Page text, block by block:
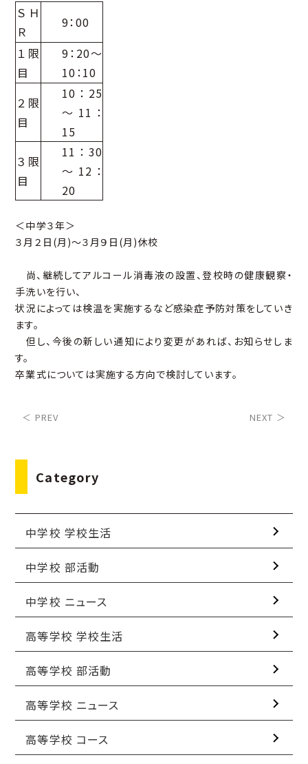
ＳＨ
Ｒ
9：00
１限
目
9：20～
10：10
２限
目
10：25
～11：
15
３限
目
11：30
～12：
20
＜中学３年＞
３月２日(月)～３月９日(月)休校
尚、継続してアルコール消毒液の設置、登校時の健康観察・
手洗いを行い、
状況によっては検温を実施するなど感染症予防対策をしていき
ます。
但し、今後の新しい通知により変更があれば、お知らせしま
す。
卒業式については実施する方向で検討しています。
＜ PREV NEXT ＞
Category
中学校 学校生活
中学校 部活動
中学校 ニュース
高等学校 学校生活
高等学校 部活動
高等学校 ニュース
高等学校 コース